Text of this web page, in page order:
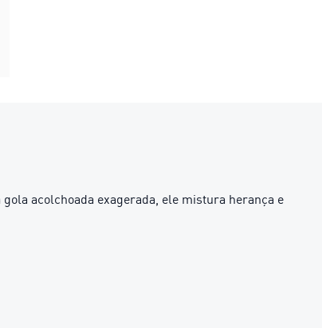
acolchoada exagerada, ele mistura herança e